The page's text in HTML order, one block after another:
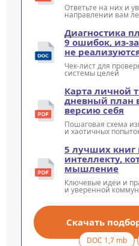
Ответьте на них и
направлении вам
Диагностика
9 ошибок, из-
не
Чек-лист для
системы целей
Карта личной
дневный план
версию себя
Пошаговая схема
и хаотичных
5 лучших книг
интеллекту,
мышление
Ключевые идеи и
и уверенной
Скачать
DOC 1,7 mb